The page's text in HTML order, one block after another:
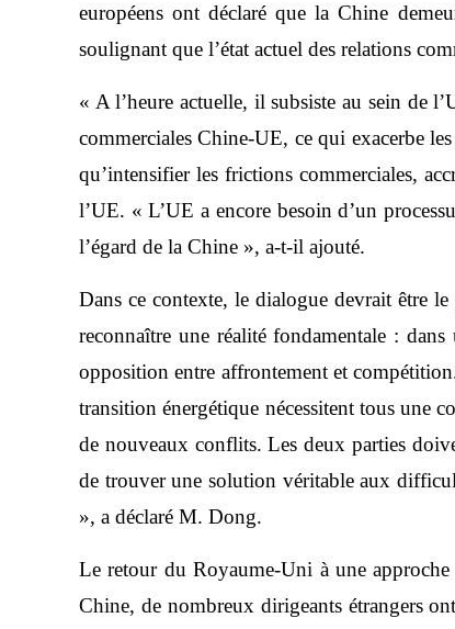
européens ont déclaré que la Chine
soulignant que l’état actuel des relations
« A l’heure actuelle, il subsiste au sein de
commerciales Chine-UE, ce qui exacerbe
qu’intensifier les frictions commerciales,
l’UE. « L’UE a encore besoin d’un
l’égard de la Chine », a-t-il ajouté.
Dans ce contexte, le dialogue devrait être
reconnaître une réalité fondamentale :
opposition entre affrontement et
transition énergétique nécessitent tous une
de nouveaux conflits. Les deux parties
de trouver une solution véritable aux
», a déclaré M. Dong.
Le retour du Royaume-Uni à une
Chine, de nombreux dirigeants étrangers